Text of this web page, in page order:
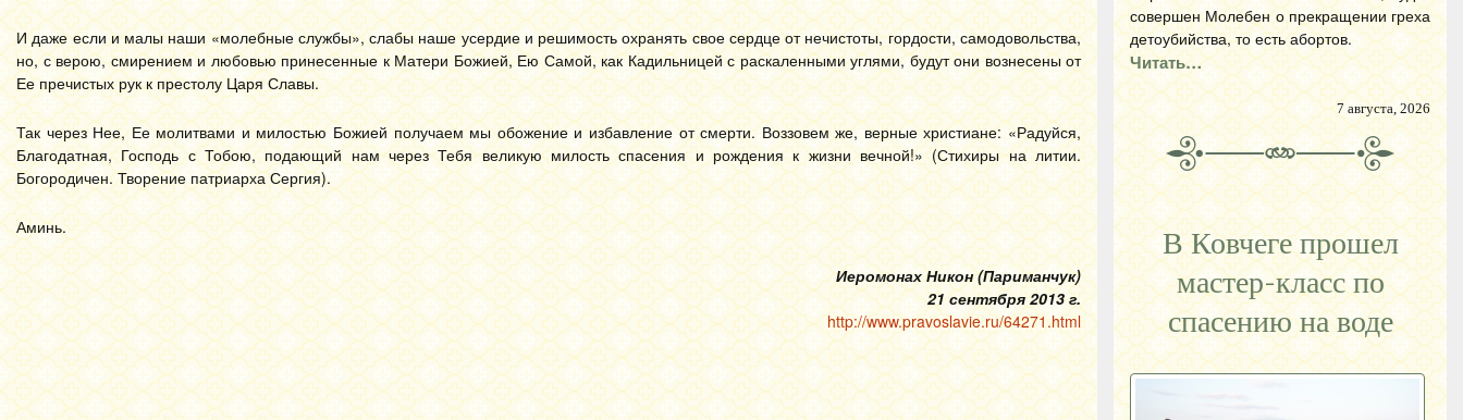
И даже если и малы наши «молебные службы», слабы наше усердие и решимость охранять свое сердце от нечистоты, гордости, самодовольства,
но, с верою, смирением и любовью принесенные к Матери Божией, Ею Самой, как Кадильницей с раскаленными углями, будут они вознесены от
Ее пречистых рук к престолу Царя Славы.
Так через Нее, Ее молитвами и милостью Божией получаем мы обожение и избавление от смерти. Воззовем же, верные христиане: «Радуйся,
Благодатная, Господь с Тобою, подающий нам через Тебя великую милость спасения и рождения к жизни вечной!» (Стихиры на литии.
Богородичен. Творение патриарха Сергия).
Аминь.
Иеромонах Никон (Париманчук)
21 сентября 2013 г.
http://www.pravoslavie.ru/64271.html
совершен Молебен о прекращении греха
детоубийства, то есть абортов.
Читать…
7 августа, 2026
В Ковчеге прошел
мастер-класс по
спасению на воде